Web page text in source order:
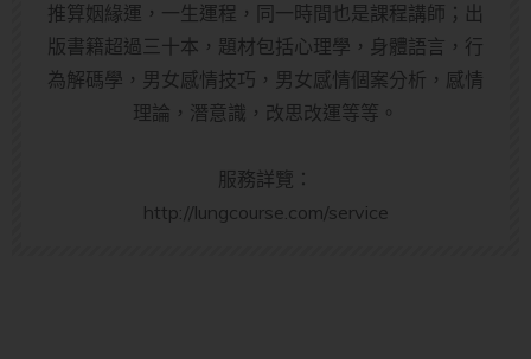
推算姻緣運，一生運程，同一時間也是課程講師；出
版書籍超過三十本，題材包括心理學，身體語言，行
為解碼學，男女感情技巧，男女感情個案分析，感情
理論，潛意識，改思改運等等。
服務詳覽：
http://lungcourse.com/service